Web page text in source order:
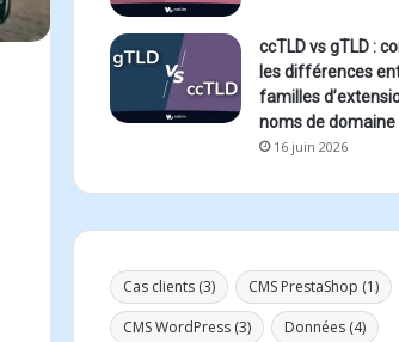
ccTLD vs gTLD :
les différences
familles
noms de domaine
16 juin 2026
Cas clients (3) CMS PrestaShop (1)
CMS WordPress (3) Données (4)